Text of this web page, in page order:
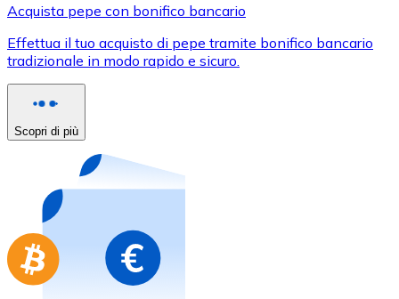
Usa le carte Visa e Mastercard per acquistare
Acquista con carta
Acquista gift card dei tuoi marchi preferiti con
Vai al negozio di carte regalo
Acquista pepe con bonifico bancario
Effettua il tuo acquisto di pepe tramite bonifico bancario
tradizionale in modo rapido e sicuro.
Scopri di più